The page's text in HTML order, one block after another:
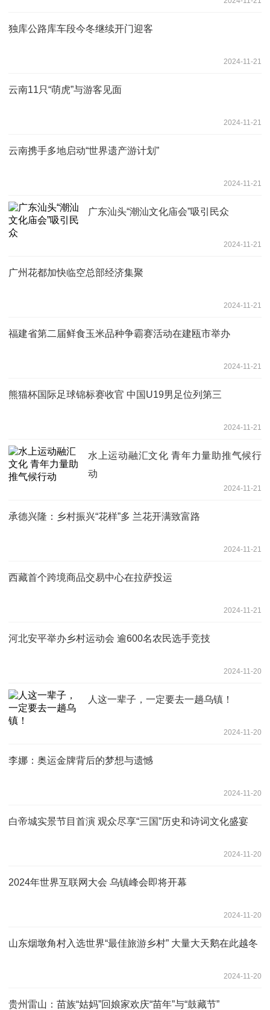
独库公路库车段今冬继续开门迎客
2024-11-21
云南11只“萌虎”与游客见面
2024-11-21
云南携手多地启动“世界遗产游计划”
2024-11-21
广东汕头“潮汕文化庙会”吸引民众
2024-11-21
广州花都加快临空总部经济集聚
2024-11-21
福建省第二届鲜食玉米品种争霸赛活动在建瓯市举办
2024-11-21
熊猫杯国际足球锦标赛收官 中国U19男足位列第三
2024-11-21
水上运动融汇文化 青年力量助推气候行
动
2024-11-21
承德兴隆：乡村振兴“花样”多 兰花开满致富路
2024-11-21
西藏首个跨境商品交易中心在拉萨投运
2024-11-21
河北安平举办乡村运动会 逾600名农民选手竞技
2024-11-20
人这一辈子，一定要去一趟乌镇！
2024-11-20
李娜：奥运金牌背后的梦想与遗憾
2024-11-20
白帝城实景节目首演 观众尽享“三国”历史和诗词文化盛宴
2024-11-20
2024年世界互联网大会 乌镇峰会即将开幕
2024-11-20
山东烟墩角村入选世界“最佳旅游乡村” 大量大天鹅在此越冬
2024-11-20
贵州雷山：苗族“姑妈”回娘家欢庆“苗年”与“鼓藏节”